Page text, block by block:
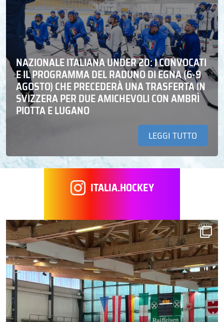
NAZIONALE ITALIANA UNDER 20: I CONVOCATI
E IL PROGRAMMA DEL RADUNO DI EGNA (6-9
AGOSTO) CHE PRECEDERÀ UNA TRASFERTA IN
SVIZZERA PER DUE AMICHEVOLI CON AMBRÌ
PIOTTA E LUGANO
LEGGI TUTTO
ITALIA.HOCKEY